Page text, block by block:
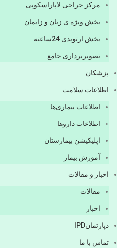
مرکز جراحی لاپاراسکوپی
بخش ویژه ی زنان و زایمان
بخش ارتوپدی 24ساعته
تصویربرداری جامع
پزشكان
اطلاعات سلامت
اطلاعات بیماری‌ها
اطلاعات دارو‌ها
اپليكيشن بيمارستان
آموزش بیمار
اخبار و مقالات
مقالات
اخبار
دپارتمانIPD
تماس با ما